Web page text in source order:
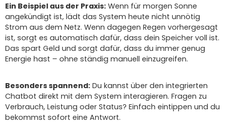
Ein Beispiel aus der Praxis: Wenn für morgen Sonne
angekündigt ist, lädt das System heute nicht unnötig
Strom aus dem Netz. Wenn dagegen Regen vorhergesagt
ist, sorgt es automatisch dafür, dass dein Speicher voll ist.
Das spart Geld und sorgt dafür, dass du immer genug
Energie hast – ohne ständig manuell einzugreifen.
Besonders spannend: Du kannst über den integrierten
Chatbot direkt mit dem System interagieren. Fragen zu
Verbrauch, Leistung oder Status? Einfach eintippen und du
bekommst sofort eine Antwort.